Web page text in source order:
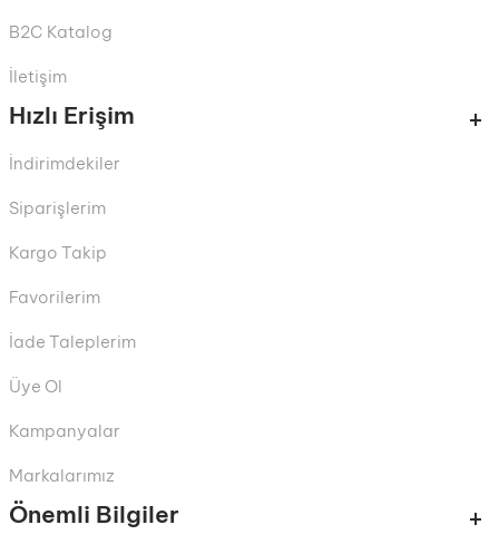
B2C Katalog
İletişim
Hızlı Erişim
İndirimdekiler
Siparişlerim
Kargo Takip
Favorilerim
İade Taleplerim
Üye Ol
Kampanyalar
Markalarımız
Önemli Bilgiler